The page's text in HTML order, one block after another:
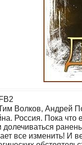
Волков, Андрей
Россия. Пока
все изменить! И